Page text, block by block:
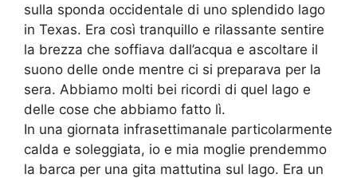
sulla sponda occidentale di uno splendido lago
in Texas. Era così tranquillo e rilassante sentire
la brezza che soffiava dall’acqua e ascoltare il
suono delle onde mentre ci si preparava per la
sera. Abbiamo molti bei ricordi di quel lago e
delle cose che abbiamo fatto lì.
In una giornata infrasettimanale particolarmente
calda e soleggiata, io e mia moglie prendemmo
la barca per una gita mattutina sul lago. Era un